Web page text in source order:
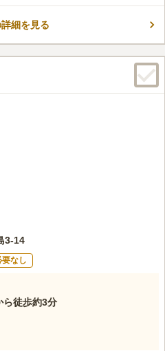
細を見る
3-14
なし
ら徒歩約3分